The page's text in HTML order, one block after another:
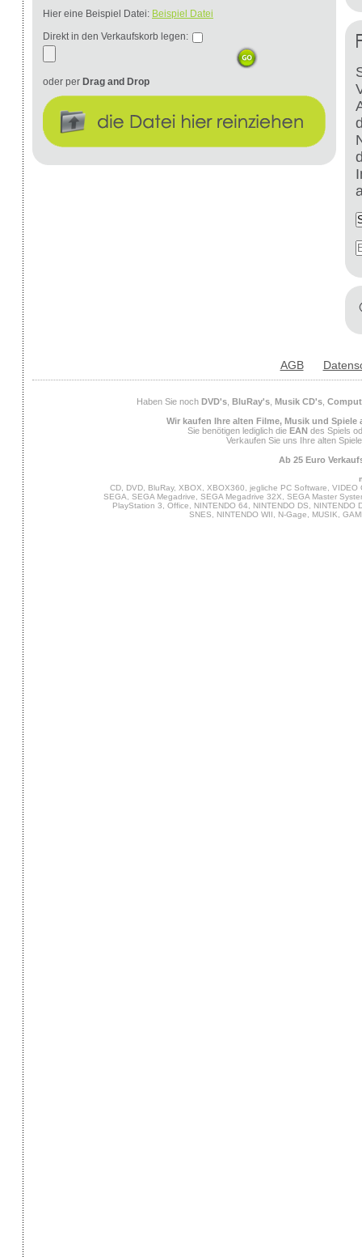
Hier eine Beispiel Datei: Beispiel Datei
Direkt in den Verkaufskorb legen:
oder per Drag and Drop
AGB
Haben Sie noch DVD's, BluRay's, Musik CD's,
Wir kaufen Ihre alten Filme, Musik und Spiele
Sie benötigen lediglich die EAN des Spiels
Verkaufen Sie uns Ihre alten
Ab 25 Euro
CD, DVD, BluRay, XBOX, XBOX360, jegliche PC Software,
SEGA, SEGA Megadrive, SEGA Megadrive 32X, SEGA Master
PlayStation 3, Office, NINTENDO 64, NINTENDO DS,
SNES, NINTENDO WII, N-Gage, MUSIK,